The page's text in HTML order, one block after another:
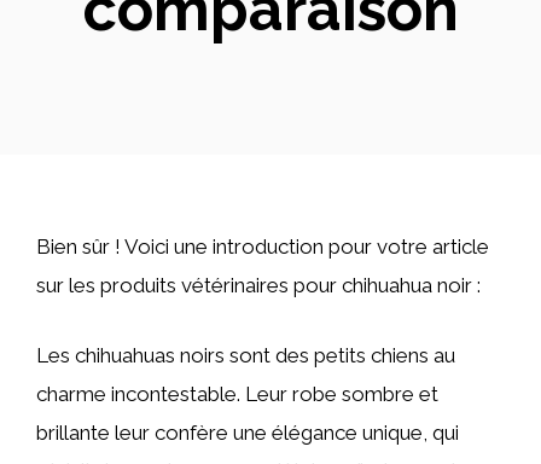
Bien sûr ! Voici une introduction pour votre article
sur les produits vétérinaires pour chihuahua noir :
Les chihuahuas noirs sont des petits chiens au
charme incontestable. Leur robe sombre et
brillante leur confère une élégance unique, qui